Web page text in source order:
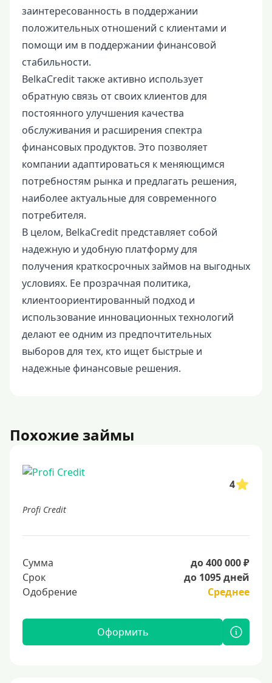
заинтересованность в поддержании
положительных отношений с клиентами и
помощи им в поддержании финансовой
стабильности.
BelkaCredit также активно использует
обратную связь от своих клиентов для
постоянного улучшения качества
обслуживания и расширения спектра
финансовых продуктов. Это позволяет
компании адаптироваться к меняющимся
потребностям рынка и предлагать решения,
наиболее актуальные для современного
потребителя.
В целом, BelkaCredit представляет собой
надежную и удобную платформу для
получения краткосрочных займов на выгодных
условиях. Ее прозрачная политика,
клиентоориентированный подход и
использование инновационных технологий
делают ее одним из предпочтительных
выборов для тех, кто ищет быстрые и
надежные финансовые решения.
Похожие займы
4
Profi Credit
Сумма
до 400 000 ₽
Срок
до 1095 дней
Одобрение
Среднее
Оформить